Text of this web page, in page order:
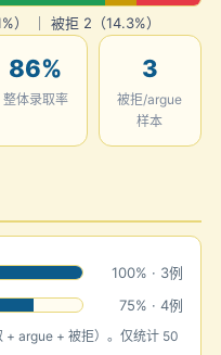
） ｜ 被拒 2（14.3%）
86%
整体录取率
3
被拒/argue
样本
100% · 3例
75% · 4例
+ argue + 被拒）。仅统计 50